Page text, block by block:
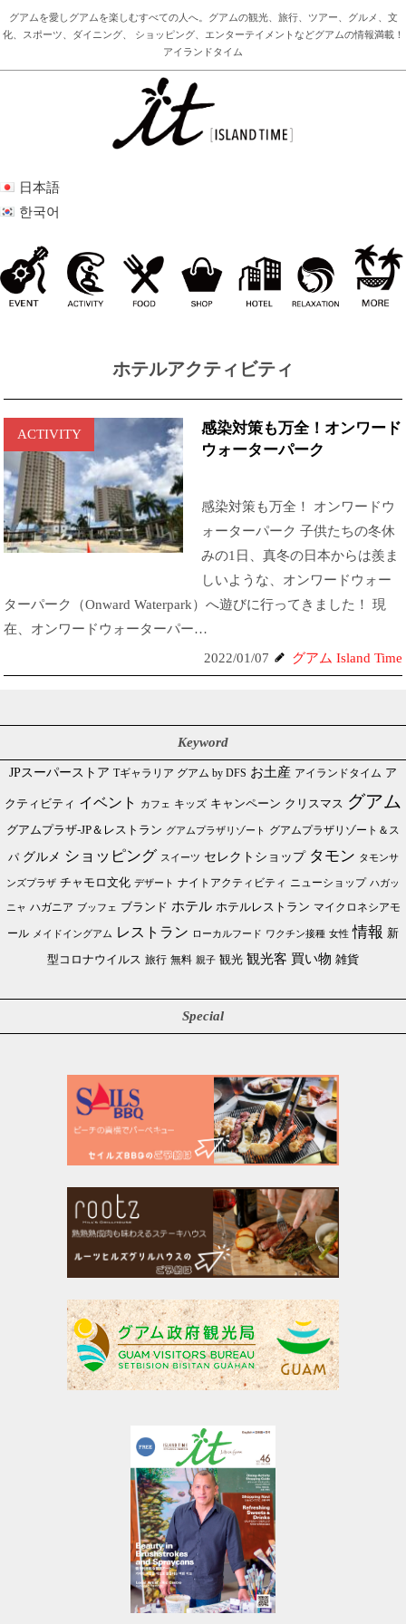
グアムを愛しグアムを楽しむすべての人へ。グアムの観光、旅行、ツアー、グルメ、文
化、スポーツ、ダイニング、 ショッピング、エンターテイメントなどグアムの情報満載！
アイランドタイム
日本語
한국어
ホテルアクティビティ
ACTIVITY
感染対策も万全！オンワード
ウォーターパーク
感染対策も万全！ オンワードウ
ォーターパーク 子供たちの冬休
みの1日、真冬の日本からは羨ま
しいような、オンワードウォー
ターパーク（Onward Waterpark）へ遊びに行ってきました！ 現
在、オンワードウォーターパー…
2022/01/07
グアム Island Time
Keyword
JPスーパーストア Tギャラリア グアム by DFS お土産 アイランドタイム ア
クティビティ イベント カフェ キッズ キャンペーン クリスマス グアム
グアムプラザ-JP＆レストラン グアムプラザリゾート グアムプラザリゾート＆ス
パ グルメ ショッピング スイーツ セレクトショップ タモン タモンサ
ンズプラザ チャモロ文化 デザート ナイトアクティビティ ニューショップ ハガッ
ニャ ハガニア ブッフェ ブランド ホテル ホテルレストラン マイクロネシアモ
ール メイドイングアム レストラン ローカルフード ワクチン接種 女性 情報 新
型コロナウイルス 旅行 無料 親子 観光 観光客 買い物 雑貨
Special